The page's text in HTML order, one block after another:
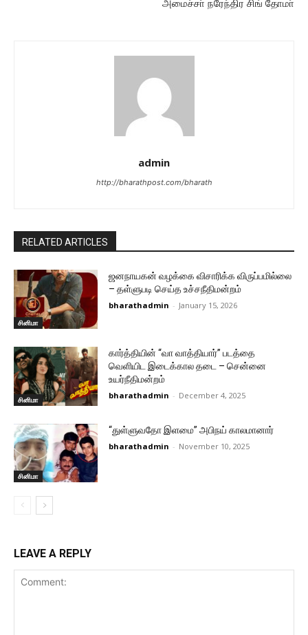
அமைச்சா் நரேந்திர சிங் தோமா்
admin
http://bharathpost.com/bharath
RELATED ARTICLES
சினிமா
ஜனநாயகன் வழக்கை விசாரிக்க விருப்பமில்லை
– தள்ளுபடி செய்த உச்சநீதிமன்றம்
bharathadmin - January 15, 2026
சினிமா
கார்த்தியின் “வா வாத்தியார்” படத்தை
வெளியிட இடைக்கால தடை – சென்னை
உயர்நீதிமன்றம்
bharathadmin - December 4, 2025
சினிமா
“துள்ளுவதோ இளமை” அபிநய் காலமானார்
bharathadmin - November 10, 2025
LEAVE A REPLY